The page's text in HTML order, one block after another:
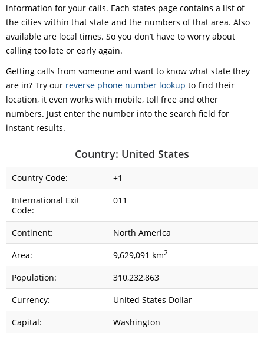
information for your calls. Each states page contains a list of
the cities within that state and the numbers of that area. Also
available are local times. So you don’t have to worry about
calling too late or early again.
Getting calls from someone and want to know what state they
are in? Try our reverse phone number lookup to find their
location, it even works with mobile, toll free and other
numbers. Just enter the number into the search field for
instant results.
Country: United States
Country Code:
+1
International Exit
Code:
011
Continent:
North America
Area:
9,629,091 km2
Population:
310,232,863
Currency:
United States Dollar
Capital:
Washington